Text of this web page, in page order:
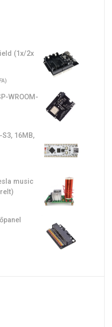
(1x/2x
WROOM-
S3, 16MB,
music